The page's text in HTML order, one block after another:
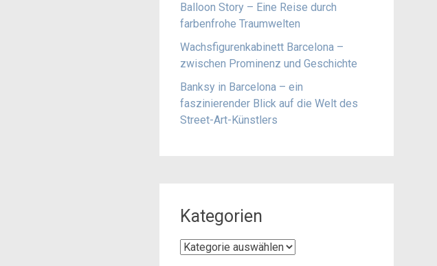
Balloon Story – Eine Reise durch
farbenfrohe Traumwelten
Wachsfigurenkabinett Barcelona –
zwischen Prominenz und Geschichte
Banksy in Barcelona – ein
faszinierender Blick auf die Welt des
Street-Art-Künstlers
Kategorien
Kategorien